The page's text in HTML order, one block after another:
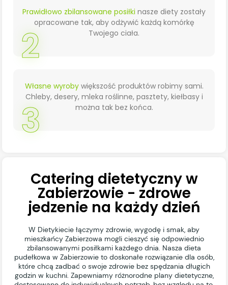
Prawidłowo zbilansowane posiłki nasze diety zostały
opracowane tak, aby odżywić każdą komórkę
Twojego ciała.
2
Własne wyrobywiększość produktów robimy sami.
Chleby, desery, mleka roślinne, pasztety, kiełbasy i
można tak bez końca.
3
Catering dietetyczny w
Zabierzowie - zdrowe
jedzenie na każdy dzień
W Dietykiecie łączymy zdrowie, wygodę i smak, aby
mieszkańcy Zabierzowa mogli cieszyć się odpowiednio
zbilansowanymi posiłkami każdego dnia. Nasza dieta
pudełkowa w Zabierzowie to doskonałe rozwiązanie dla osób,
które chcą zadbać o swoje zdrowie bez spędzania długich
godzin w kuchni. Zapewniamy różnorodne plany dietetyczne,